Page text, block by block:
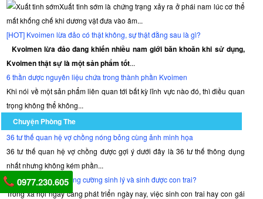
Xuất tinh sớm là chứng trạng xảy ra ở phái nam lúc cơ thể
mất khống chế khi dương vật đưa vào âm...
[HOT] Kvoimen lừa đảo có thật không, sự thật đằng sau là gì?
Kvoimen lừa đảo đang khiến nhiều nam giới băn khoăn khi sử dụng,
Kvoimen thật sự là một sản phẩm tốt...
6 thần dược nguyên liệu chứa trong thành phần Kvoimen
Khi nói về một sản phẩm liên quan tới bất kỳ lĩnh vực nào đó, thì điều quan
trọng không thể không...
Chuyện Phòng The
36 tư thế quan hệ vợ chồng nóng bỏng cùng ảnh minh họa
36 tư thế quan hệ vợ chồng được gợi ý dưới đây là 36 tư thế thông dụng
nhất nhưng không kém phần...
Đàn ông cần gì để tăng cường sinh lý và sinh được con trai?
Trong xã hội ngày càng phát triển ngày nay, việc sinh con trai hay con gái
0977.230.605